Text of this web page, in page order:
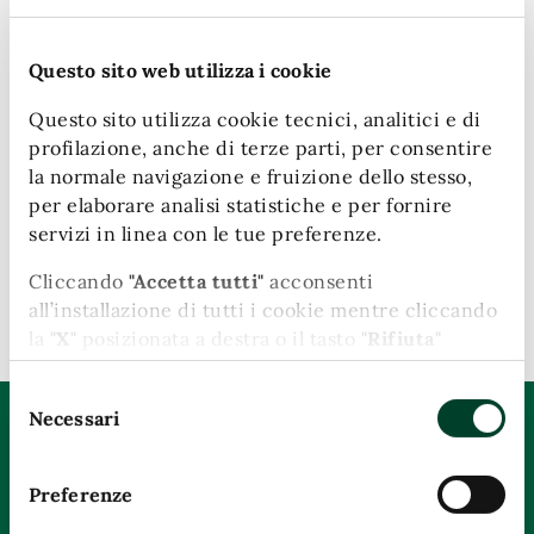
Questo sito web utilizza i cookie
Questo sito utilizza cookie tecnici, analitici e di
profilazione, anche di terze parti, per consentire
la normale navigazione e fruizione dello stesso,
per elaborare analisi statistiche e per fornire
servizi in linea con le tue preferenze.
Cliccando "Accetta tutti" acconsenti
all’installazione di tutti i cookie mentre cliccando
la "X" posizionata a destra o il tasto "Rifiuta"
chiudi il banner e continui la navigazione in
preferenze cliccando l'apposita icona posizionata
in basso a sinistra; per maggiori informazioni
delNecessari
Preferenze
Ufficio Comunicazione - Agit
Piazza Ridolfi, 1
05100
Ultimo aggiornamento:08/06/2026, 16:35
Quanto sono chiare le informazioni su questa